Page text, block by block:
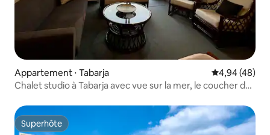
Appartement ⋅ Tabarja Évaluation
4,94 (48)
Chalet studio à Tabarja avec vue sur la mer, le coucher de
Superhôte
Superhôte